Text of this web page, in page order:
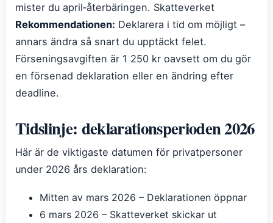
mister du april‑återbäringen. Skatteverket
Rekommendationen: Deklarera i tid om möjligt –
annars ändra så snart du upptäckt felet.
Förseningsavgiften är 1 250 kr oavsett om du gör
en försenad deklaration eller en ändring efter
deadline.
Tidslinje: deklarationsperioden 2026
Här är de viktigaste datumen för privatpersoner
under 2026 års deklaration:
Mitten av mars 2026 – Deklarationen öppnar
6 mars 2026 – Skatteverket skickar ut